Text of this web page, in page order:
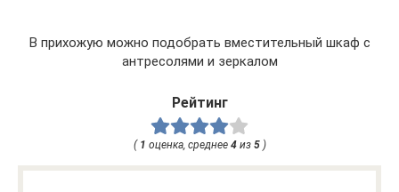
В прихожую можно подобрать вместительный шкаф с
антресолями и зеркалом
Рейтинг
( 1 оценка, среднее 4из 5)